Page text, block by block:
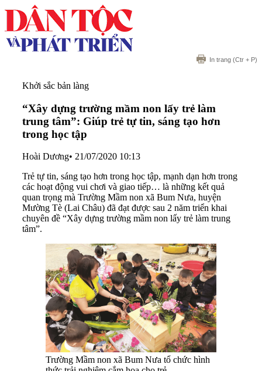
In trang (Ctr + P)
Khởi sắc bản làng
“Xây dựng trường mầm non lấy trẻ làm
trung tâm”: Giúp trẻ tự tin, sáng tạo hơn
trong học tập
Hoài Dương• 21/07/2020 10:13
Trẻ tự tin, sáng tạo hơn trong học tập, mạnh dạn hơn trong
các hoạt động vui chơi và giao tiếp… là những kết quả
quan trọng mà Trường Mầm non xã Bum Nưa, huyện
Mường Tè (Lai Châu) đã đạt được sau 2 năm triển khai
chuyên đề “Xây dựng trường mầm non lấy trẻ làm trung
tâm”.
Trường Mầm non xã Bum Nưa tổ chức hình